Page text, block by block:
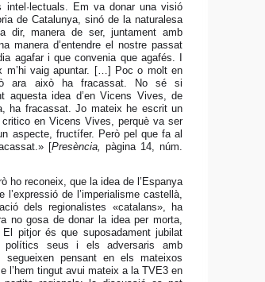
Em va donar una visió
de Catalunya, sinó de la naturalesa
dir, manera de ser, juntament amb
manera d’entendre el nostre passat
agafar i que convenia que agafés. I
m’hi vaig apuntar. […] Poc o molt en
ara això ha fracassat. No sé si
aquesta idea d’en Vicens Vives, de
ha fracassat. Jo mateix he escrit un
en Vicens Vives, perquè va ser
aspecte, fructífer. Però pel que fa al
[Presència, pàgina 14, núm.
ho reconeix, que la idea de l’Espanya
de l’imperialisme castellà,
dels regionalistes «catalans», ha
no gosa de donar la idea per morta,
pitjor és que suposadament jubilat
seus i els adversaris amb
segueixen pensant en els mateixos
l’hem tingut avui mateix a la TVE3 en